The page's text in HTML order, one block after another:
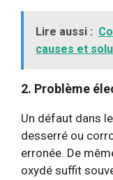
Lire aussi :
causes et
2. Problème
Un défaut dans
desserré ou
erronée. De
oxydé suffit